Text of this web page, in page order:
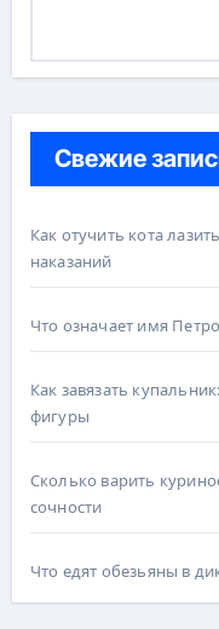
Свежие
Как отучить кота
наказаний
Что означает имя
Как завязать
фигуры
Сколько варить
сочности
Что едят обезьяны в